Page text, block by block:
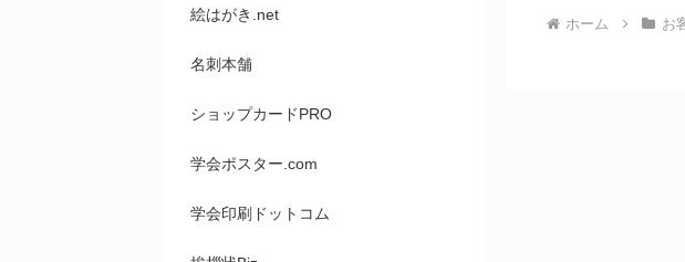
ホーム お
絵はがき.net
名刺本舗
ショップカードPRO
学会ポスター.com
学会印刷ドットコム